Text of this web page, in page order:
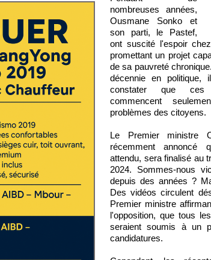
nombreuses années,
Ousmane Sonko et
son parti, le Pastef,
ont suscité l'espoir
promettant un projet
de sa pauvreté
décennie en politique,
constater que ces
commencent
problèmes des citoyens.
Le Premier ministre
récemment annoncé
attendu, sera finalisé au
2024. Sommes-nous
depuis des années ?
Des vidéos circulent
Premier ministre
l'opposition, que tous
seraient soumis à un
candidatures.